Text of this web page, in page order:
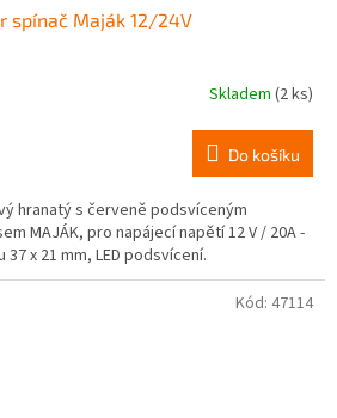
spínač Maják 12/24V
Skladem (2 ks)
Do košíku
hranatý s červeně podsvíceným
MAJÁK, pro napájecí napětí 12 V / 20A -
x 21 mm, LED podsvícení.
Kód: 47114